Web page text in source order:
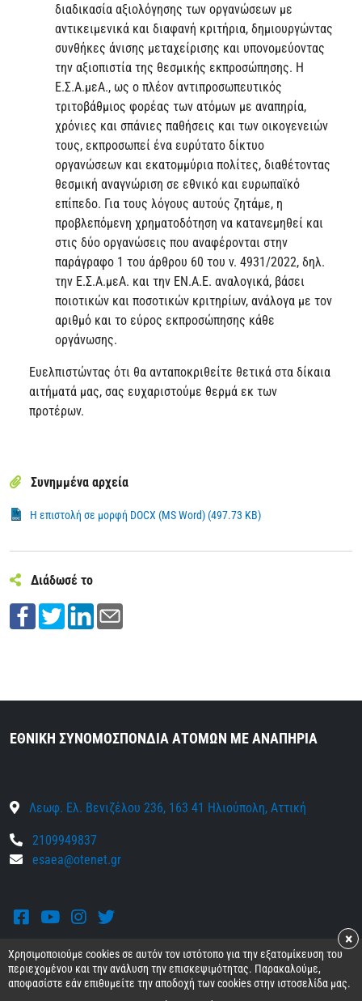
διαδικασία αξιολόγησης των οργανώσεων με
αντικειμενικά και διαφανή κριτήρια, δημιουργώντας
συνθήκες άνισης μεταχείρισης και υπονομεύοντας
την αξιοπιστία της θεσμικής εκπροσώπησης. Η
Ε.Σ.Α.μεΑ., ως ο πλέον αντιπροσωπευτικός
τριτοβάθμιος φορέας των ατόμων με αναπηρία,
χρόνιες και σπάνιες παθήσεις και των οικογενειών
τους, εκπροσωπεί ένα ευρύτατο δίκτυο
οργανώσεων και εκατομμύρια πολίτες, διαθέτοντας
θεσμική αναγνώριση σε εθνικό και ευρωπαϊκό
επίπεδο. Για τους λόγους αυτούς ζητάμε, η
προβλεπόμενη χρηματοδότηση να κατανεμηθεί και
στις δύο οργανώσεις που αναφέρονται στην
παράγραφο 1 του άρθρου 60 του ν. 4931/2022, δηλ.
την Ε.Σ.Α.μεΑ. και την ΕΝ.Α.Ε. αναλογικά, βάσει
ποιοτικών και ποσοτικών κριτηρίων, ανάλογα με τον
αριθμό και το εύρος εκπροσώπησης κάθε
οργάνωσης.
Ευελπιστώντας ότι θα ανταποκριθείτε θετικά στα δίκαια
αιτήματά μας, σας ευχαριστούμε θερμά εκ των
προτέρων.
Συνημμένα αρχεία
Η επιστολή σε μορφή DOCX (MS Word) (497.73 KB)
Διάδωσέ το
ΕΘΝΙΚΗ ΣΥΝΟΜΟΣΠΟΝΔΙΑ ΑΤΟΜΩΝ ΜΕ ΑΝΑΠΗΡΙΑ
Λεωφ. Ελ. Βενιζέλου 236, 163 41 Ηλιούπολη, Αττική
2109949837
esaea@otenet.gr
FacebookYoutubeInstagram
Twitter
© 2026 Ε.Σ.Α.μεΑ.
Χρησιμοποιούμε cookies σε αυτόν τον ιστότοπο για την εξατομίκευση του
περιεχομένου και την ανάλυση την επισκεψιμότητας. Παρακαλούμε,
αποφασίστε εάν επιθυμείτε την αποδοχή των cookies στην ιστοσελίδα μας.
×